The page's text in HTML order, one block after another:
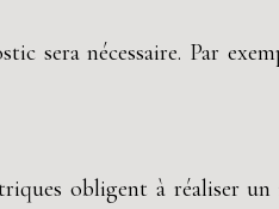
sera nécessaire. Par
obligent à réaliser